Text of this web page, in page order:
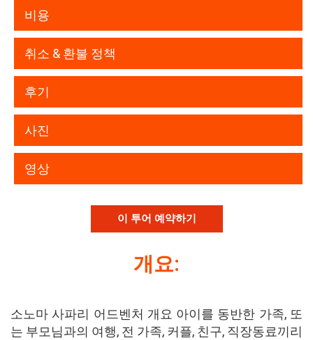
비용
취소 & 환불 정책
후기
사진
영상
이 투어 예약하기
개요:
소노마 사파리 어드벤처 개요 아이를 동반한 가족, 또
는 부모님과의 여행, 전 가족, 커플, 친구, 직장동료끼리